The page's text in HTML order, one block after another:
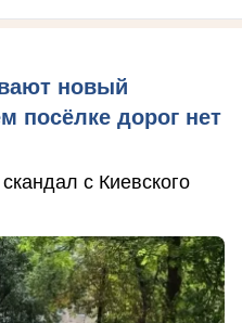
новый
посёлке дорог нет
с Киевского